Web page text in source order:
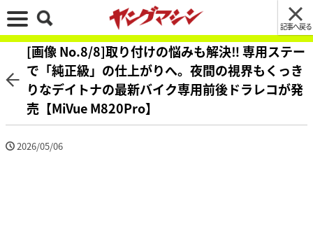
記事へ戻る
[画像 No.8/8]取り付けの悩みも解決‼ 専用ステー
で「純正級」の仕上がりへ。夜間の視界もくっき
りなデイトナの最新バイク専用前後ドラレコが発
売【MiVue M820Pro】
2026/05/06